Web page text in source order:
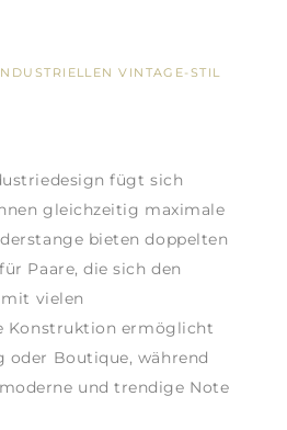
VINTAGE-STIL
fügt sich
gleichzeitig maximale
bieten doppelten
Paare, die sich den
vielen
Konstruktion ermöglicht
oder Boutique, während
und trendige Note